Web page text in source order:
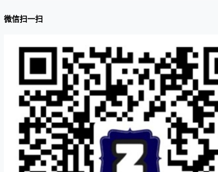
微信扫一扫